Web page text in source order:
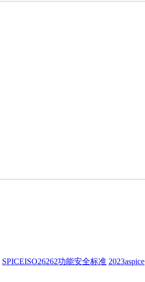
SPICE​ISO26262功能安全标准 2023aspice